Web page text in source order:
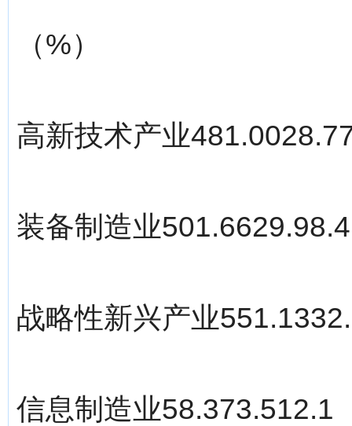
（%）
高新技术产业
装备制造业501.6629.98.4
战略性新兴产业
信息制造业58.373.512.1